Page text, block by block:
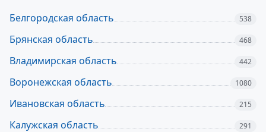
Белгородская область 538
Брянская область 468
Владимирская область 442
Воронежская область 1080
Ивановская область 215
Калужская область 291